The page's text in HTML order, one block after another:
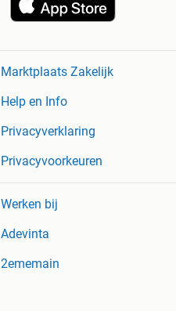
Marktplaats Zakelijk
Help en Info
Privacyverklaring
Privacyvoorkeuren
Werken bij
Adevinta
2ememain